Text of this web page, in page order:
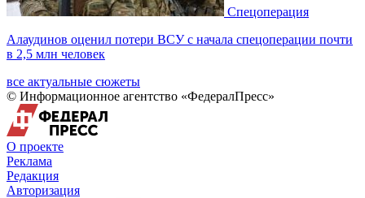
Спецоперация
Алаудинов оценил потери ВСУ с начала спецоперации почти
в 2,5 млн человек
все актуальные сюжеты
© Информационное агентство «ФедералПресс»
О проекте
Реклама
Редакция
Авторизация